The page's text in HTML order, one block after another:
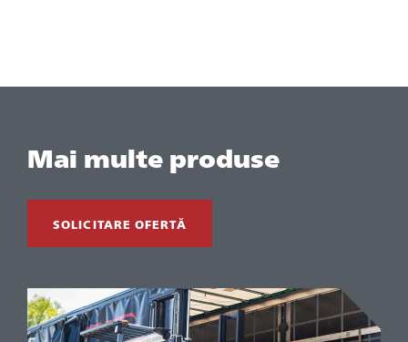
Mai multe produse
SOLICITARE OFERTĂ